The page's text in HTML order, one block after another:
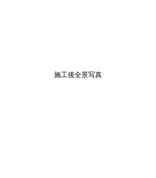
施工後全景写真